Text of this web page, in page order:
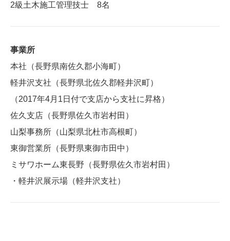
2級土木施工管理技士 8名
事業所
本社（長野県南佐久郡小海町）
軽井沢支社（長野県北佐久郡軽井沢町）
（2017年4月1日付で支店から支社に昇格）
佐久支店（長野県佐久市岩村田）
山梨事務所（山梨県北杜市高根町）
東御営業所（長野県東御市田中）
ミサワホーム東長野（長野県佐久市岩村田）
・軽井沢展示場（軽井沢支社）